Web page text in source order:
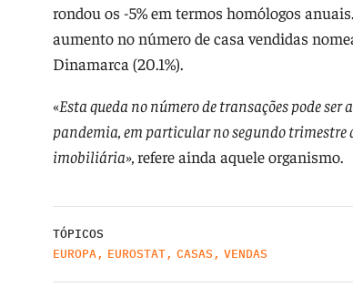
rondou os -5% em termos homólogos
aumento no número de casa vendidas
Dinamarca (20.1%).
«Esta queda no número de transações pode
pandemia, em particular no segundo
imobiliária»,refere ainda aquele organismo.
TÓPICOS
EUROPA, EUROSTAT, CASAS , VENDAS